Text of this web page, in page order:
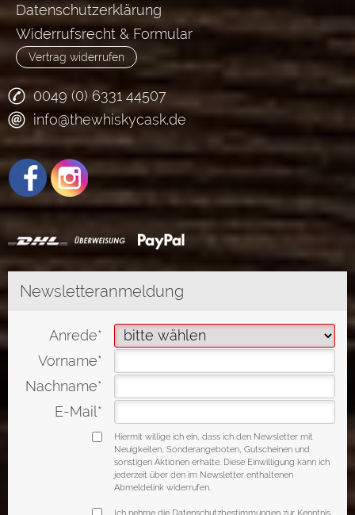
Datenschutzerklärung
Widerrufsrecht & Formular
Vertrag widerrufen
0049 (0) 6331 44507
info@thewhiskycask.de